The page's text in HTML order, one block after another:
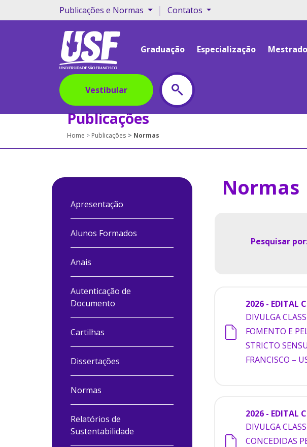
Publicações e Normas | Contatos
Graduação Especialização
Vestibular
#os menus sao dividos pelos pipes,
Publicações
Home Publicações Normas
Apresentação
Alunos Formados
Anais
Autenticação de
Documento
Cartilhas
Dissertações
Normas
Relatórios de
Sustentabilidade
Normas
Pesquisar
2026 - EDITAL
DIVULGA
FOMENTO E
STRICTO
FRANCISCO –
2026 - EDITAL
DIVULGA
CONCEDIDAS